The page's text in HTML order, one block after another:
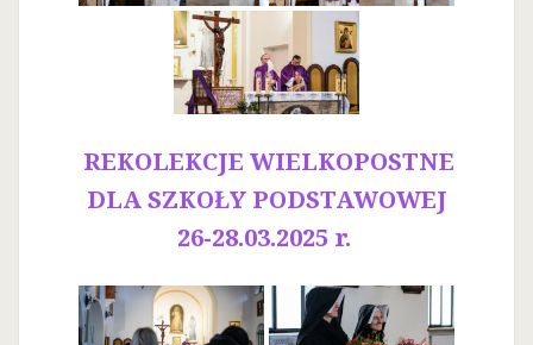
REKOLEKCJE WIELKOPOSTNE
DLA SZKOŁY PODSTAWOWEJ
26-28.03.2025 r.